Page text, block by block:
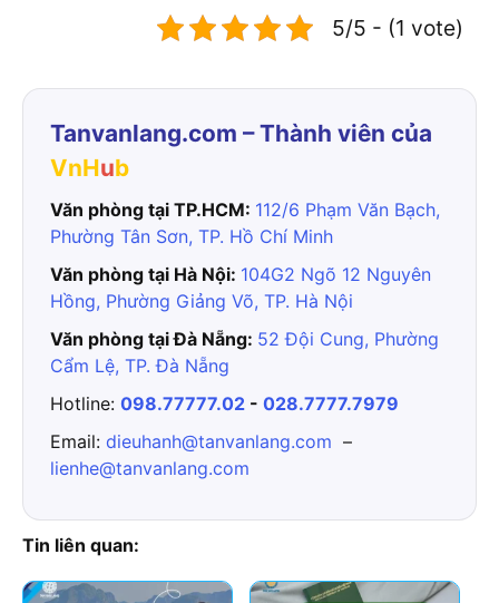
5/5 - (1 vote)
Tanvanlang.com – Thành viên của
VnHub
Văn phòng tại TP.HCM: 112/6 Phạm Văn Bạch,
Phường Tân Sơn, TP. Hồ Chí Minh
Văn phòng tại Hà Nội: 104G2 Ngõ 12 Nguyên
Hồng, Phường Giảng Võ, TP. Hà Nội
Văn phòng tại Đà Nẵng: 52 Đội Cung, Phường
Cẩm Lệ, TP. Đà Nẵng
Hotline: 098.77777.02 - 028.7777.7979
Email: dieuhanh@tanvanlang.com –
lienhe@tanvanlang.com
Tin liên quan: